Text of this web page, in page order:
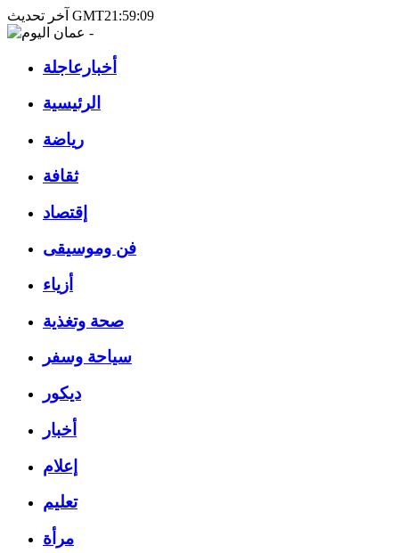
آخر تحديث GMT21:59:09
أخبارعاجلة
الرئيسية
رياضة
ثقافة
إقتصاد
فن وموسيقى
أزياء
صحة وتغذية
سياحة وسفر
ديكور
أخبار
إعلام
تعليم
مرأة